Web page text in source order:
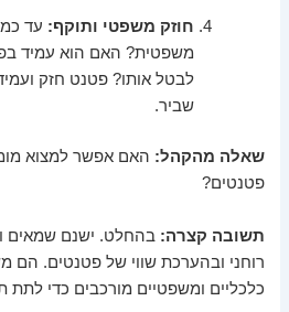
חוזק משפטי ותוקף: עד
משפטית? האם הוא עמיד
לבטל אותו? פטנט חזק
שביר.
שאלה מהקהל: האם אפשר למצוא
פטנטים?
תשובה קצרה: בהחלט. ישנם שמאים
רוחני ובהערכת שווי של פטנטים. הם
כלכליים ומשפטיים מורכבים כדי לתת